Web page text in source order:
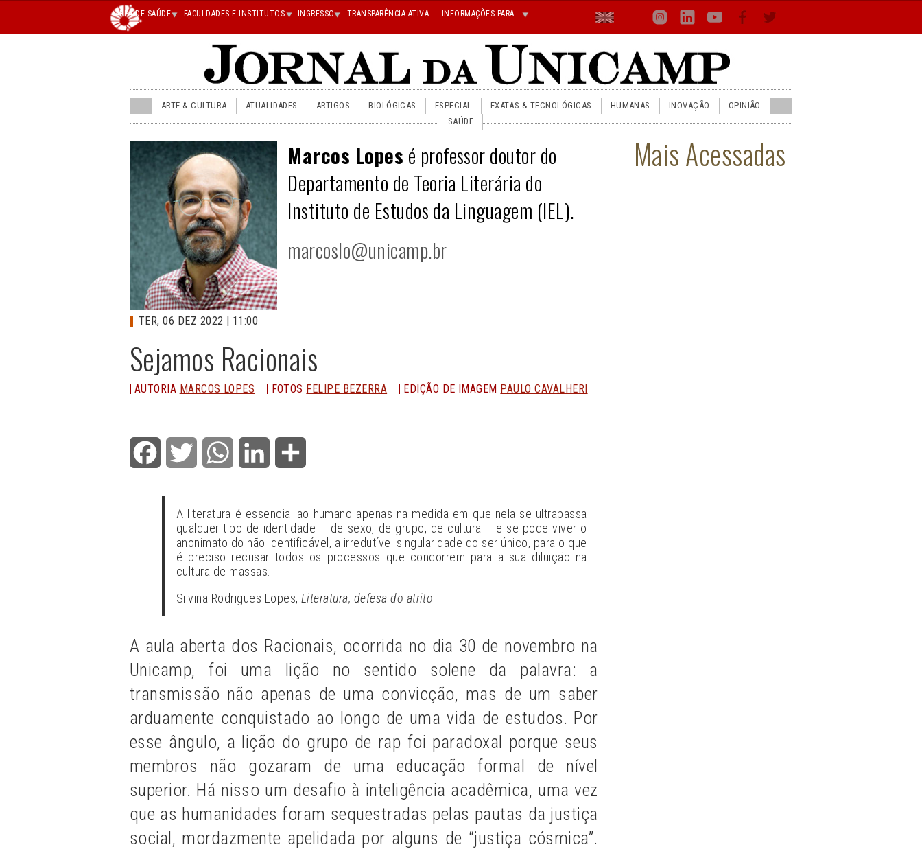
Main
superior
ÁREA DE SAÚDE FACULDADES E INSTITUTOS INGRESSO TRANSPARÊNCIA ATIVA INFORMAÇÕES PARA... Menu
Superior
Direito
En Inst Lin You Face Twit
JU
menu
superior
ARTE & CULTURA ATUALIDADES ARTIGOS BIOLÓGICAS ESPECIAL EXATAS & TECNOLÓGICAS HUMANAS INOVAÇÃO
OPINIÃO
SAÚDE
Marcos Lopes é professor doutor do
Departamento de Teoria Literária do
Instituto de Estudos da Linguagem (IEL).
marcoslo@unicamp.br
Sejamos Racionais
TER, 06 DEZ 2022 | 11:00
AUTORIA MARCOS LOPES FOTOS FELIPE BEZERRA EDIÇÃO DE IMAGEM PAULO CAVALHERI
Facebook Twitter WhatsApp LinkedIn
A literatura é essencial ao humano apenas na medida em que nela se ultrapassa
qualquer tipo de identidade – de sexo, de grupo, de cultura – e se pode viver o
anonimato do não identificável, a irredutível singularidade do ser único, para o que
é preciso recusar todos os processos que concorrem para a sua diluição na
cultura de massas.
Silvina Rodrigues Lopes, Literatura, defesa do atrito
A aula aberta dos Racionais, ocorrida no dia 30 de novembro na
Unicamp, foi uma lição no sentido solene da palavra: a
transmissão não apenas de uma convicção, mas de um saber
arduamente conquistado ao longo de uma vida de estudos. Por
esse ângulo, a lição do grupo de rap foi paradoxal porque seus
membros não gozaram de uma educação formal de nível
superior. Há nisso um desafio à inteligência acadêmica, uma vez
que as humanidades foram sequestradas pelas pautas da justiça
social, mordazmente apelidada por alguns de “justiça cósmica”.
Mais Acessadas